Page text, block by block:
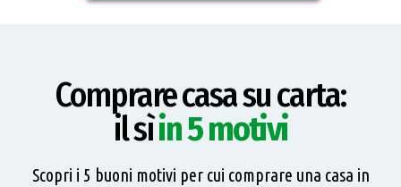
Comprare casa su carta:
il sìin 5 motivi
Scopri i 5 buoni motivi per cui comprare una casa in